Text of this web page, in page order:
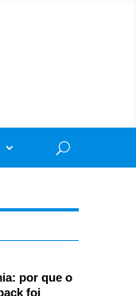
por que o
foi